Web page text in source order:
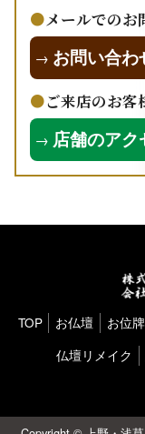
メールでのお
→ お問い合
ご来店のお
→ 店舗のア
TOP お仏壇 お位牌
仏壇リメイク